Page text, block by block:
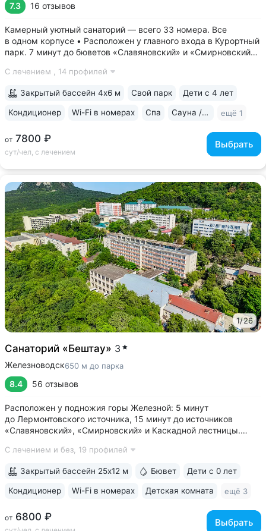
7.3 16 отзывов
Камерный уютный санаторий — всего 33 номера. Все
в одном корпусе • Расположен у главного входа в Курортный
парк. 7 минут до бюветов «Славяновский» и «Смирновский»,
балконы во всех номерах с панорамным видом на горы,
С лечением , 14 профилей
от 7800 ₽
сут/чел, с лечением
Выбрать
Закрытый бассейн 4х6 м Свой парк Дети с 4 лет
Кондиционер Wi-Fi в номерах Спа Сауна / хаммам ещё 1
1/26
Санаторий «Бештау» 3
Железноводск650 м до парка
8.4 56 отзывов
Расположен у подножия горы Железной: 5 минут
до Лермонтовского источника, 15 минут до источников
«Славяновский», «Смирновский» и Каскадной лестницы.
Лечебные ванны с природной минеральной водой: вода
С лечением и без, 19 профилей
от 6800 ₽ Выбрать
Закрытый бассейн 25х12 м Бювет Дети с 0 лет
Кондиционер Wi-Fi в номерах Детская комната ещё 3